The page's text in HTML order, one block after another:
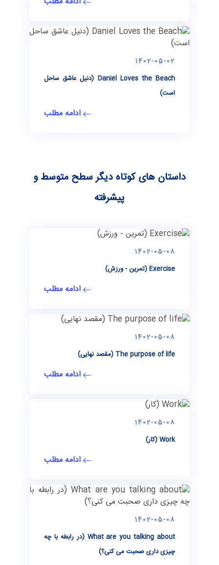
1402-05-02
Daniel Loves the Beach (دنیل عاشق ساحل
است)
ادامه مطلب
داستان های کوتاه دیگر سطح متوسط و
پیشرفته
1402-05-08
Exercise (تمرین - ورزش)
ادامه مطلب
1402-05-08
The purpose of life (مقصد نهایی)
ادامه مطلب
1402-05-08
Work (کار)
ادامه مطلب
1402-05-08
What are you talking about (در رابطه با چه
چیزی داری صحبت می کنی؟)